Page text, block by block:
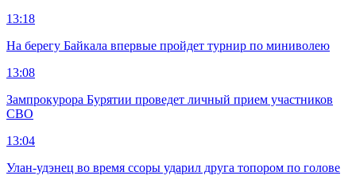
13:18
На берегу Байкала впервые пройдет турнир по миниволею
13:08
Зампрокурора Бурятии проведет личный прием участников
СВО
13:04
Улан-удэнец во время ссоры ударил друга топором по голове